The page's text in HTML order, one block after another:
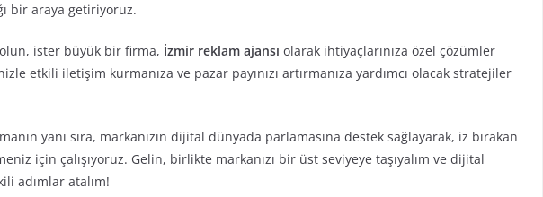
bir araya getiriyoruz.
ister büyük bir firma, İzmir reklam ajansı olarak ihtiyaçlarınıza özel çözümler
etkili iletişim kurmanıza ve pazar payınızı artırmanıza yardımcı olacak stratejiler
yanı sıra, markanızın dijital dünyada parlamasına destek sağlayarak, iz bırakan
için çalışıyoruz. Gelin, birlikte markanızı bir üst seviyeye taşıyalım ve dijital
adımlar atalım!